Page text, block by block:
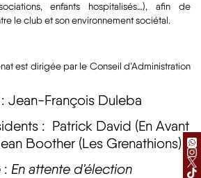
enfants hospitalisés…), afin de
le club et son environnement sociétal.
est dirigée par le Conseil d’Administration
Jean-François Duleba
: Patrick David (En Avant
Boother (Les Grenathions)
: En attente d'élection